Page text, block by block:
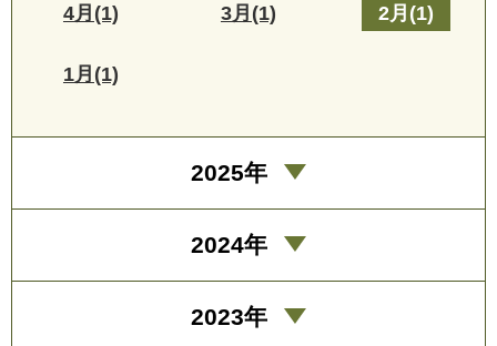
4月(1) 3月(1) 2月(1)
1月(1)
2025年
2024年
2023年